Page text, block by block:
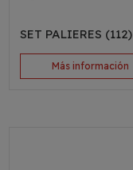
SET PALIERES (112)
Más información